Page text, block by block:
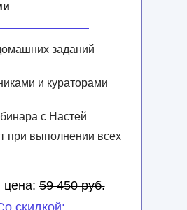
цена:59 450 руб.
скидкой:
при выполнении всех
с Настей
и кураторами
заданий